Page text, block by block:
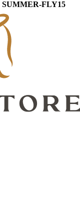
SUMMER-FLY15